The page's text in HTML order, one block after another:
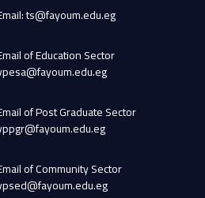
ts@fayoum.edu.eg
of Education Sector
of Post Graduate Sector
of Community Sector